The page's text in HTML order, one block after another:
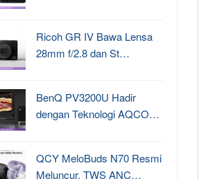
Ricoh GR IV Bawa Lensa
28mm f/2.8 dan St…
BenQ PV3200U Hadir
dengan Teknologi AQCO…
QCY MeloBuds N70 Resmi
Meluncur, TWS ANC…